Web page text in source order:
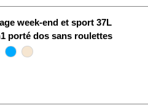
week-end et sport 37L
porté dos sans roulettes